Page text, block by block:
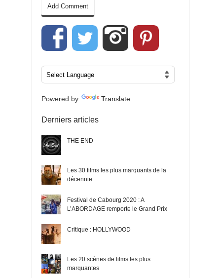
Powered by Translate
Derniers articles
THE END
Les 30 films les plus marquants de la
décennie
Festival de Cabourg 2020 : A
L’ABORDAGE remporte le Grand Prix
Critique : HOLLYWOOD
Les 20 scènes de films les plus
marquantes